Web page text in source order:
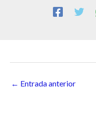
← Entrada anterior